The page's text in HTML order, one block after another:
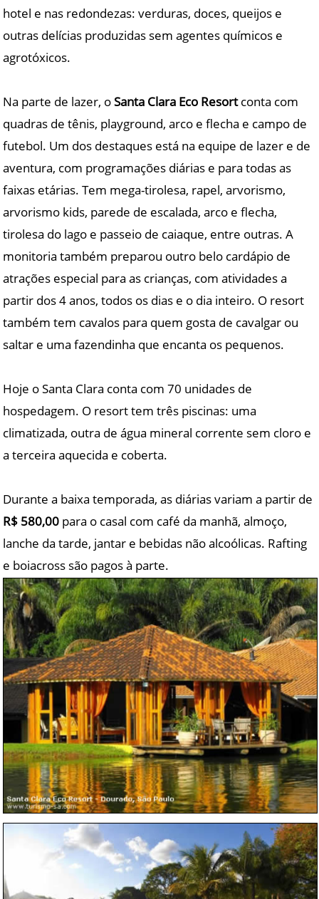
hotel e nas redondezas: verduras, doces, queijos e
outras delícias produzidas sem agentes químicos e
agrotóxicos.
Na parte de lazer, oSanta Clara Eco Resortconta com
quadras de tênis, playground, arco e flecha e campo de
futebol. Um dos destaques está na equipe de lazer e de
aventura, com programações diárias e para todas as
faixas etárias. Tem mega-tirolesa, rapel, arvorismo,
arvorismo kids, parede de escalada, arco e flecha,
tirolesa do lago e passeio de caiaque, entre outras. A
monitoria também preparou outro belo cardápio de
atrações especial para as crianças, com atividades a
partir dos 4 anos, todos os dias e o dia inteiro. O resort
também tem cavalos para quem gosta de cavalgar ou
saltar e uma fazendinha que encanta os pequenos.
Hoje o Santa Clara conta com 70 unidades de
hospedagem. O resort tem três piscinas: uma
climatizada, outra de água mineral corrente sem cloro e
a terceira aquecida e coberta.
Durante a baixa temporada, as diárias variam a partir de
R$ 580,00 para o casal com café da manhã, almoço,
lanche da tarde, jantar e bebidas não alcoólicas. Rafting
e boiacross são pagos à parte.